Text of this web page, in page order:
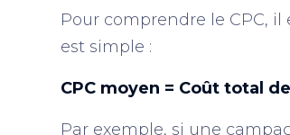
Pour comprendre le CPC,
est simple :
CPC moyen = Coût total
Par exemple, si une